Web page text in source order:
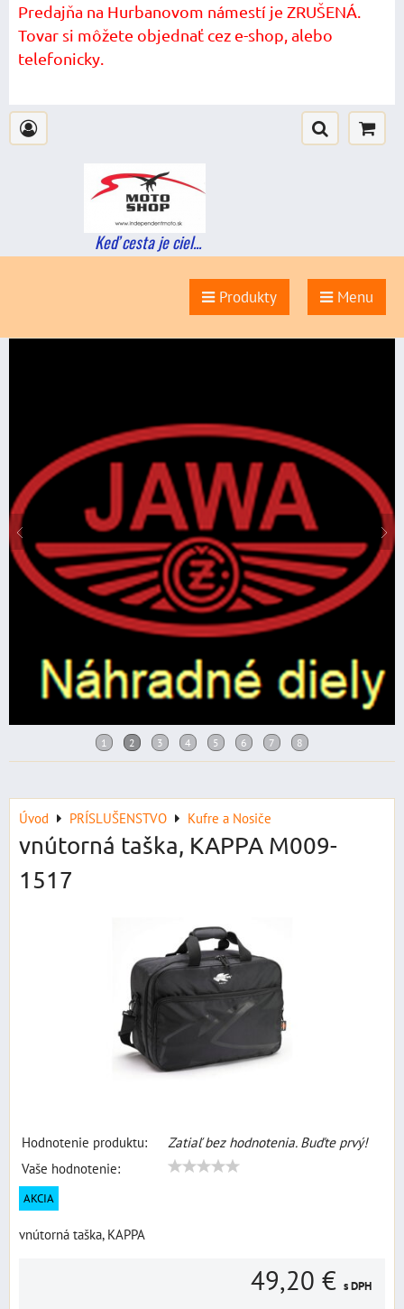
Predajňa na Hurbanovom námestí je ZRUŠENÁ.
Tovar si môžete objednať cez e-shop, alebo
telefonicky.
Keď cesta je ciel...
Produkty Menu
Úvod PRÍSLUŠENSTVO Kufre a Nosiče
vnútorná taška, KAPPA M009-
1517
Hodnotenie produktu:
Zatiaľ bez hodnotenia. Buďte prvý!
Vaše hodnotenie:
AKCIA
vnútorná taška, KAPPA
49,20 € s DPH